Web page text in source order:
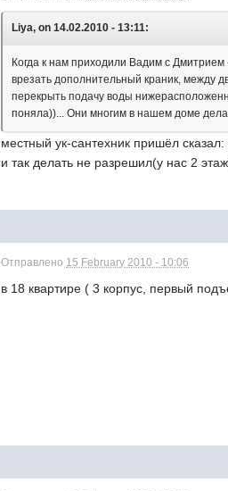
Liya, on 14.02.2010 - 13:11:
Когда к нам приходили Вадим с
врезать дополнительный краник, между
перекрыть подачу воды
поняла))... Они многим в нашем доме
местный ук-сантехник пришёл
и так делать не разрешил(у нас 2
Отправлено 15 February 2010 - 10:06
в 18 квартире ( 3 корпус, первый